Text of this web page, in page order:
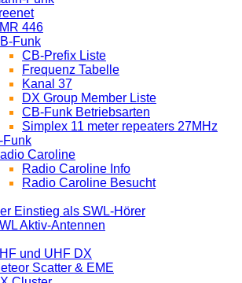
446
Funk
CB-Prefix Liste
Frequenz Tabelle
Kanal 37
DX Group Member Liste
CB-Funk Betriebsarten
Simplex 11 meter repeaters 27MHz
Funk
Caroline
Radio Caroline Info
Radio Caroline Besucht
Einstieg als SWL-Hörer
Aktiv-Antennen
und UHF DX
Scatter & EME